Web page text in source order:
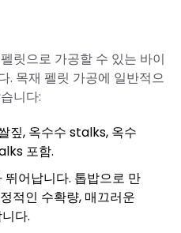
릿으로 가공할 수 있는 바이
. 목재 펠릿 가공에 일반적으
니다:
짚, 옥수수 stalks, 옥수
포함.
뛰어납니다. 톱밥으로 만
적인 수확량, 매끄러운
다.